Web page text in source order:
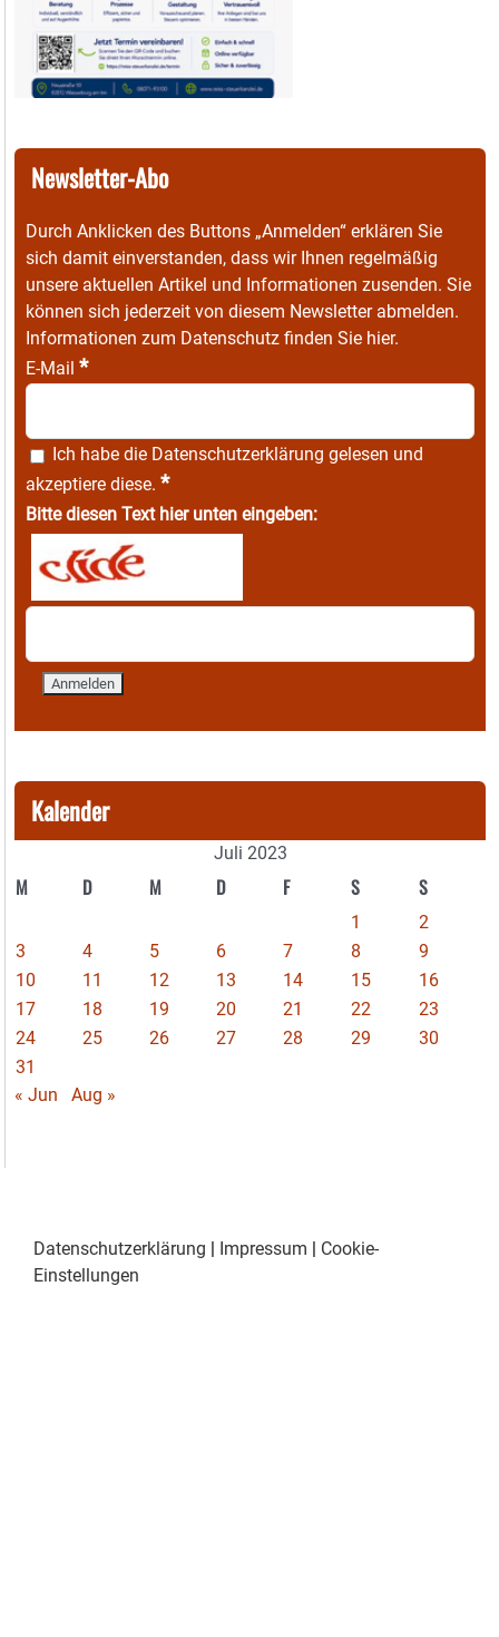
Newsletter-Abo
Durch Anklicken des Buttons „Anmelden“ erklären Sie
sich damit einverstanden, dass wir Ihnen regelmäßig
unsere aktuellen Artikel und Informationen zusenden. Sie
können sich jederzeit von diesem Newsletter abmelden.
Informationen zum Datenschutz finden Sie hier.
E-Mail *
Ich habe die Datenschutzerklärung gelesen und
akzeptiere diese. *
Bitte diesen Text hier unten eingeben:
Kalender
Juli 2023
M D M D F S S
1
2
3
4 5 6 7 8
9
10
11 12 13 14 15
16
17
18 19 20 21 22
23
24
25 26 27 28 29
30
31
« Jun
Aug »
Datenschutzerklärung Impressum
Cookie-
Einstellungen